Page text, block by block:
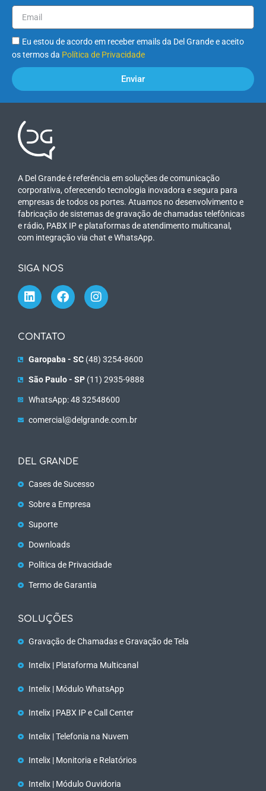
Eu estou de acordo em receber emails da Del Grande e aceito
os termos da Política de Privacidade
Enviar
A Del Grande é referência em soluções de comunicação
corporativa, oferecendo tecnologia inovadora e segura para
empresas de todos os portes. Atuamos no desenvolvimento e
fabricação de sistemas de gravação de chamadas telefônicas
e rádio, PABX IP e plataformas de atendimento multicanal,
com integração via chat e WhatsApp.
SIGA NOS
CONTATO
Garopaba - SC(48) 3254-8600
São Paulo - SP(11) 2935-9888
WhatsApp: 48 32548600
comercial@delgrande.com.br
DEL GRANDE
Cases de Sucesso
Sobre a Empresa
Suporte
Downloads
Política de Privacidade
Termo de Garantia
SOLUÇÕES
Gravação de Chamadas e Gravação de Tela
Intelix | Plataforma Multicanal
Intelix | Módulo WhatsApp
Intelix | PABX IP e Call Center
Intelix | Telefonia na Nuvem
Intelix | Monitoria e Relatórios
Intelix | Módulo Ouvidoria